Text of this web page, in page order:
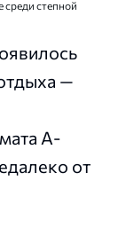
среди степной
—
A-
от